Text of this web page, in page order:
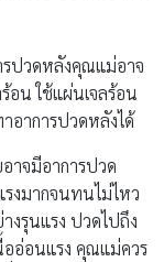
รปวดหลังคุณแม่อาจ
อน ใช้แผ่นเจลร้อน
อาการปวดหลังได้
าจมีอาการปวด
งมากจนทนไม่ไหว
งรุนแรง ปวดไปถึง
ออ่อนแรง คุณแม่ควร